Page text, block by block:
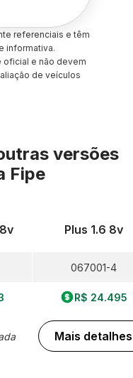
referenciais e têm
informativa.
oficial e não devem
de veículos
versões
Fipe
Plus 1.6 8v
067001-4
R$ 24.495
Mais detalhes